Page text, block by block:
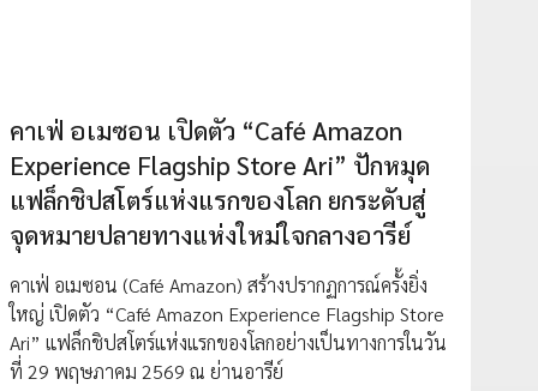
คาเฟ่ อเมซอน เปิดตัว “Café Amazon
Experience Flagship Store Ari” ปักหมุด
แฟล็กชิปสโตร์แห่งแรกของโลก ยกระดับสู่
จุดหมายปลายทางแห่งใหม่ใจกลางอารีย์
คาเฟ่ อเมซอน (Café Amazon) สร้างปรากฏการณ์ครั้งยิ่ง
ใหญ่ เปิดตัว “Café Amazon Experience Flagship Store
Ari” แฟล็กชิปสโตร์แห่งแรกของโลกอย่างเป็นทางการในวัน
ที่ 29 พฤษภาคม 2569 ณ ย่านอารีย์